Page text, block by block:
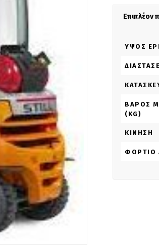
Επιπλέον
ΎΨΟΣ
ΒΆΡΟΣ
(KG)
ΚΊΝΗΣΗ
ΦΟΡΤΊΟ